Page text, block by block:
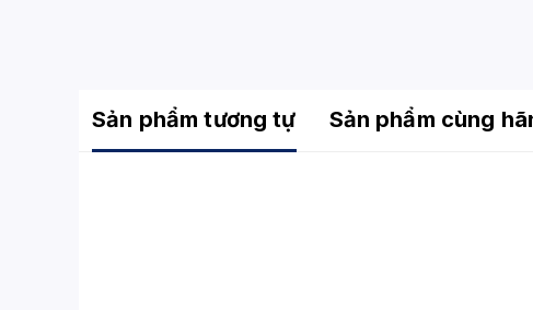
Sản phẩm tương tự Sản phẩm cùng